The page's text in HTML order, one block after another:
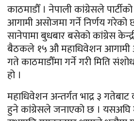
काठमाडौँ । नेपाली कांग्रेसले
आगामी असोजमा गर्ने निर्णय गरेको छ
सानेपामा बुधबार बसेको कांग्रेस
बैठकले १५ औ महाधिवेशन आगामी
गते काठमाडौँमा गर्ने गरी मिति
हो ।
महाधिवेशन अन्तर्गत भाद्र ३
हुने कांग्रेसले जनाएको छ ।